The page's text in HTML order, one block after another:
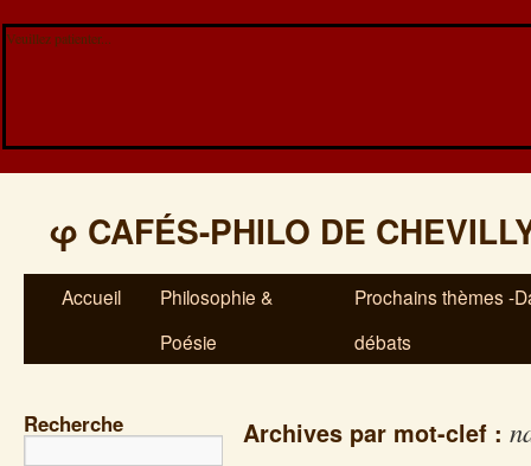
Veuillez patienter...
φ CAFÉS-PHILO DE
Accueil
Philosophie &
Poésie
Prochains thèmes -
débats
Recherche Archives par mot-clef :